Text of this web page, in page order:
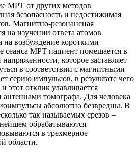
МРТ от других методов
безопасность и недостижимая
Магнитно-резонансная
на изучении ответа атомов
на возбуждение короткими
сеанса МРТ пациент помещается в
которое заставляет
в соответствии с магнитными
серию импульсов, в результате чего
этот отклик улавливается
томографа. Для человека
абсолютно безвредны. В
так называемых срезов –
обрабатываются
в трехмерное
области.